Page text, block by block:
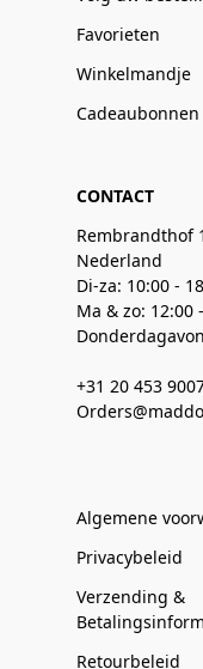
Favorieten
Winkelmandje
Cadeaubonnen
CONTACT
Rembrandthof
Nederland
Di-za: 10:00 -
Ma & zo: 12:00
+31 20 453
Algemene
Privacybeleid
Verzending &
Retourbeleid